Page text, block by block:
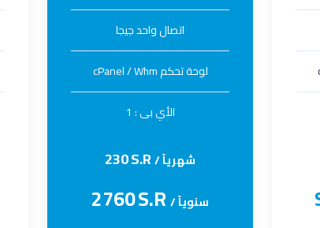
اتصال واحد جيجا
لوحة تحكم cPanel / Whm
الأي بى : 1
شهرياً / 230S.R
سنوياً / 2760S.R